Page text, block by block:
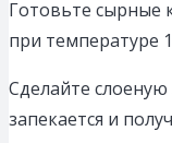
Готовьте сырные
при температуре
Сделайте
запекается и